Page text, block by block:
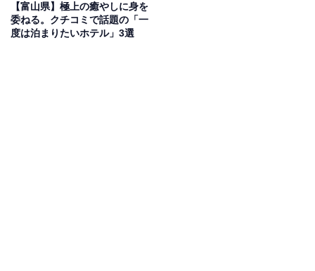
建築家・村野藤吾氏のテイストも息づいています。食事
はレストラン「ラ・メール」での「海の幸フランス料
【富山県】極上の癒やしに身を
委ねる。クチコミで話題の「一
度は泊まりたいホテル」3選